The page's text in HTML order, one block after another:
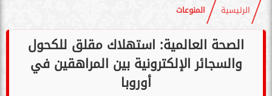
الرئيسية المنوعات
الصحة العالمية: استهلاك مقلق للكحول
والسجائر الإلكترونية بين المراهقين في
أوروبا